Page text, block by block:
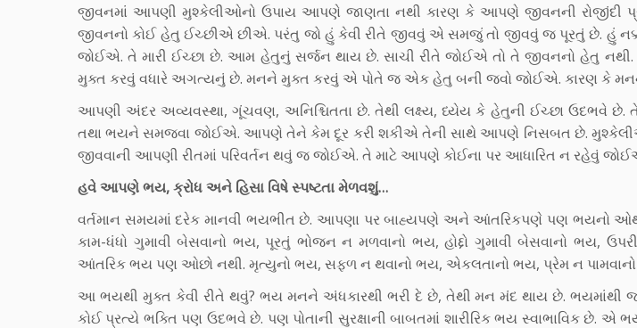
જીવનમાં આપણી મુશ્કેલીઓનો ઉપાય આપણે જાણતા નથી કારણ કે આપણે જીવનની રોજીંદી
જીવનનો કોઈ હેતુ ઈચ્છીએ છીએ. પરંતુ જો હું કેવી રીતે જીવવું એ સમજું તો જીવવું જ પૂરતું છે. હું
જોઈએ. તે મારી ઈચ્છા છે. આમ હેતુનું સર્જન થાય છે. સાચી રીતે જોઈએ તો તે જીવનનો હેતુ
મુક્ત કરવું વધારે અગત્યનું છે. મનને મુક્ત કરવું એ પોતે જ એક હેતુ બની જવો જોઈએ. કારણ કે
આપણી અંદર અવ્યવસ્થા, ગૂંચવણ, અનિશ્ચિતતા છે. તેથી લક્ષ્ય, ધ્યેય કે હેતુની ઈચ્છા
તથા ભયને સમજવા જોઈએ. આપણે તેને કેમ દૂર કરી શકીએ તેની સાથે આપણે નિસબત છે.
જીવવાની આપણી રીતમાં પરિવર્તન થવું જ જોઈએ. તે માટે આપણે કોઈના પર આધારિત ન રહેવું
હવે આપણે ભય, ક્રોધ અને હિસા વિષે સ્પષ્ટતા મેળવશું…
વર્તમાન સમયમાં દરેક માનવી ભયભીત છે. આપણા પર બાહ્યપણે અને આંતરિકપણે પણ ભયનો
કામ-ધંધો ગુમાવી બેસવાનો ભય, પૂરતું ભોજન ન મળવાનો ભય, હોદ્દો ગુમાવી બેસવાનો ભય,
આંતરિક ભય પણ ઓછો નથી. મૃત્યુનો ભય, સફળ ન થવાનો ભય, એકલતાનો ભય, પ્રેમ ન પામવાનો
આ ભયથી મુક્ત કેવી રીતે થવું? ભય મનને અંધકારથી ભરી દે છે, તેથી મન મંદ થાય છે. ભયમાંથી
કોઈ પ્રત્યે ભક્તિ પણ ઉદભવે છે. પણ પોતાની સુરક્ષાની બાબતમાં શારીરિક ભય સ્વાભાવિક છે.